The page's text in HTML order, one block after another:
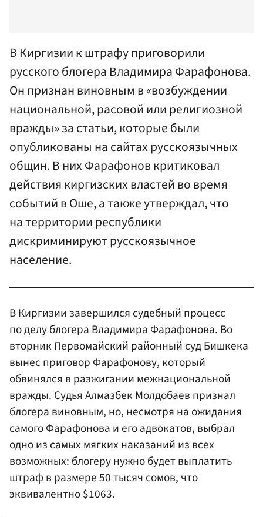
В Киргизии к штрафу приговорили
русского блогера Владимира Фарафонова.
Он признан виновным в «возбуждении
национальной, расовой или религиозной
вражды» за статьи, которые были
опубликованы на сайтах русскоязычных
общин. В них Фарафонов критиковал
действия киргизских властей во время
событий в Оше, а также утверждал, что
на территории республики
дискриминируют русскоязычное
население.
В Киргизии завершился судебный процесс
по делу блогера Владимира Фарафонова. Во
вторник Первомайский районный суд Бишкека
вынес приговор Фарафонову, который
обвинялся в разжигании межнациональной
вражды. Судья Алмазбек Молдобаев признал
блогера виновным, но, несмотря на ожидания
самого Фарафонова и его адвокатов, выбрал
одно из самых мягких наказаний из всех
возможных: блогеру нужно будет выплатить
штраф в размере 50 тысяч сомов, что
эквивалентно $1063.